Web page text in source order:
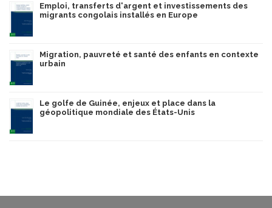
Emploi, transferts d'argent et investissements des
migrants congolais installés en Europe
Migration, pauvreté et santé des enfants en contexte
urbain
Le golfe de Guinée, enjeux et place dans la
géopolitique mondiale des États-Unis